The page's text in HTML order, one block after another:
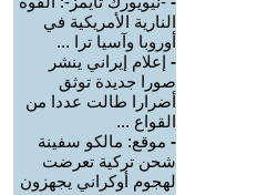
النارية الأمريكية في
أوروبا وآسيا ترا ...
- إعلام إيراني ينشر
صورا جديدة توثق
أضرارا طالت عددا من
القواع ...
- موقع: مالكو سفينة
شحن تركية تعرضت
لهجوم أوكراني يجهزون